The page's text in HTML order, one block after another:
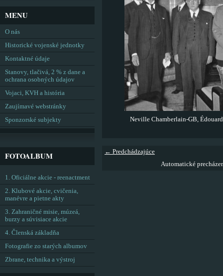
Neville Chamberlain-GB,
← Predchádzajúce
Automatické
MENU
O nás
Historické vojenské jednotky
Kontaktné údaje
Stanovy, tlačivá, 2 % z dane a
ochrana osobných údajov
Vojaci, KVH a história
Zaujímavé webstránky
Sponzorské subjekty
FOTOALBUM
1. Oficiálne akcie - reenactment
2. Klubové akcie, cvičenia,
manévre a pietne akty
3. Zahraničné misie, múzeá,
burzy a súvisiace akcie
4. Členská základňa
Fotografie zo starých albumov
Zbrane, technika a výstroj